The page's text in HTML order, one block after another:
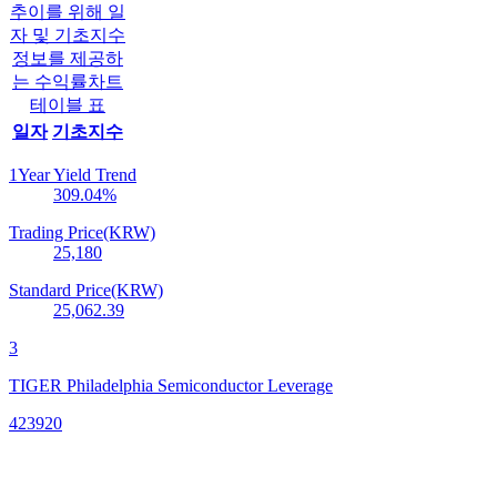
추이를 위해 일
자 및 기초지수
정보를 제공하
는 수익률차트
테이블 표
일자 기초지수
1Year Yield Trend
309.04%
Trading Price(KRW)
25,180
Standard Price(KRW)
25,062.39
3
TIGER Philadelphia Semiconductor Leverage
423920